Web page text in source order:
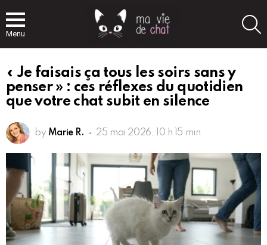
Menu
« Je faisais ça tous les soirs sans y
penser » : ces réflexes du quotidien
que votre chat subit en silence
by Marie R. 25 mai 2026, 10 h 15 min